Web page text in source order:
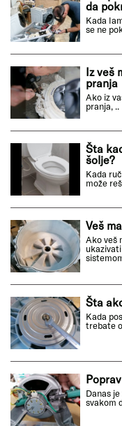
da
Kada
se ne
Iz veš
pranja
Ako iz
pranja, ..
Šta
šolje?
Kada
može
Veš
Ako veš
Šta
Kada
trebate
Danas
svakom